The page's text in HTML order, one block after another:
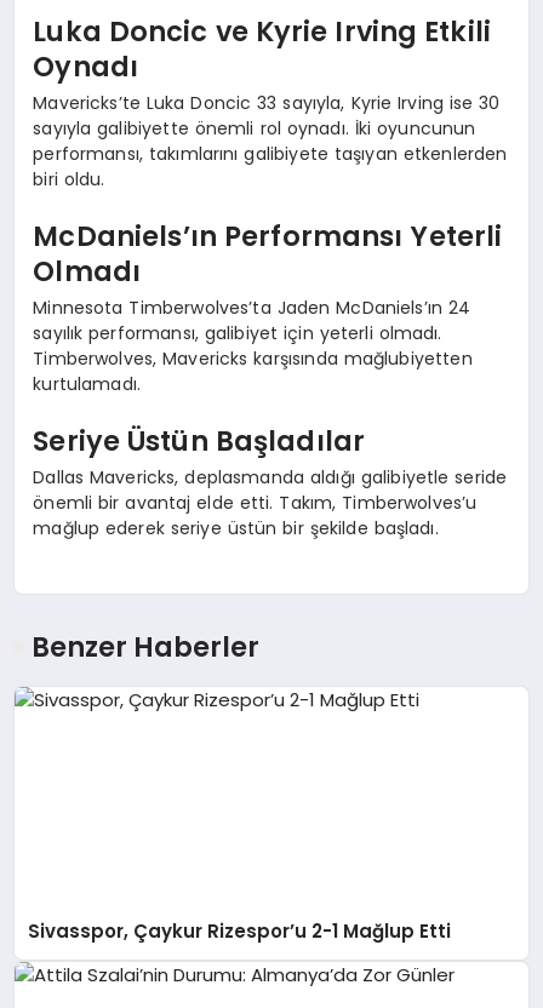
Luka Doncic ve Kyrie Irving Etkili
Oynadı
Mavericks’te Luka Doncic 33 sayıyla, Kyrie Irving ise 30
sayıyla galibiyette önemli rol oynadı. İki oyuncunun
performansı, takımlarını galibiyete taşıyan etkenlerden
biri oldu.
McDaniels’ın Performansı Yeterli
Olmadı
Minnesota Timberwolves’ta Jaden McDaniels’ın 24
sayılık performansı, galibiyet için yeterli olmadı.
Timberwolves, Mavericks karşısında mağlubiyetten
kurtulamadı.
Seriye Üstün Başladılar
Dallas Mavericks, deplasmanda aldığı galibiyetle seride
önemli bir avantaj elde etti. Takım, Timberwolves’u
mağlup ederek seriye üstün bir şekilde başladı.
Benzer Haberler
Sivasspor, Çaykur Rizespor’u 2-1 Mağlup Etti